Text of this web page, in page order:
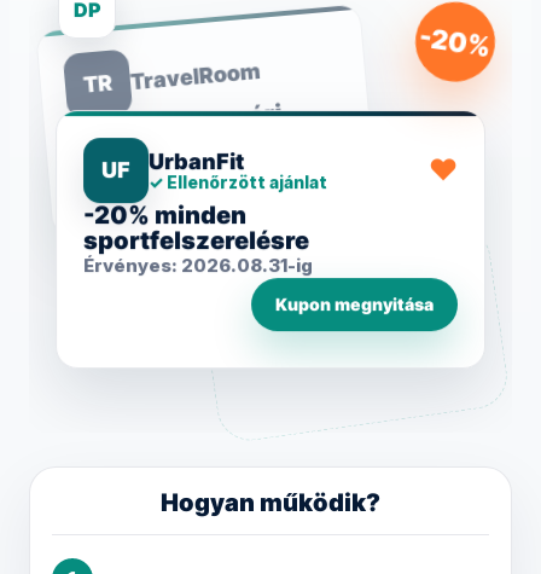
DP
TR TravelRoom
-15 000 Ft a nyári
foglalásokra
Utazás
UF UrbanFit
✓ Ellenőrzött ajánlat ♥
-20% minden
sportfelszerelésre
Érvényes: 2026.08.31-ig
Kupon megnyitása
-20%
Hogyan működik?